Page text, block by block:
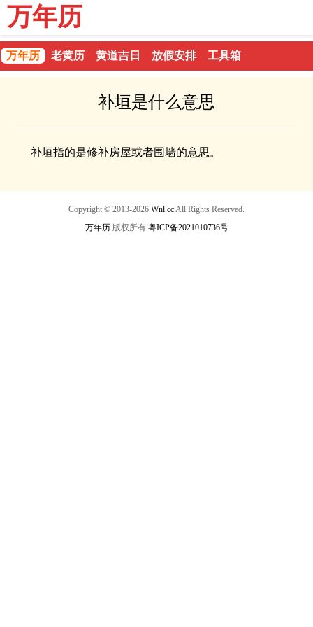
万年历
万年历 老黄历 黄道吉日 放假安排 工具箱
补垣是什么意思
补垣指的是修补房屋或者围墙的意思。
Copyright © 2013-2026 Wnl.ccAll Rights Reserved.
万年历版权所有 粤ICP备2021010736号